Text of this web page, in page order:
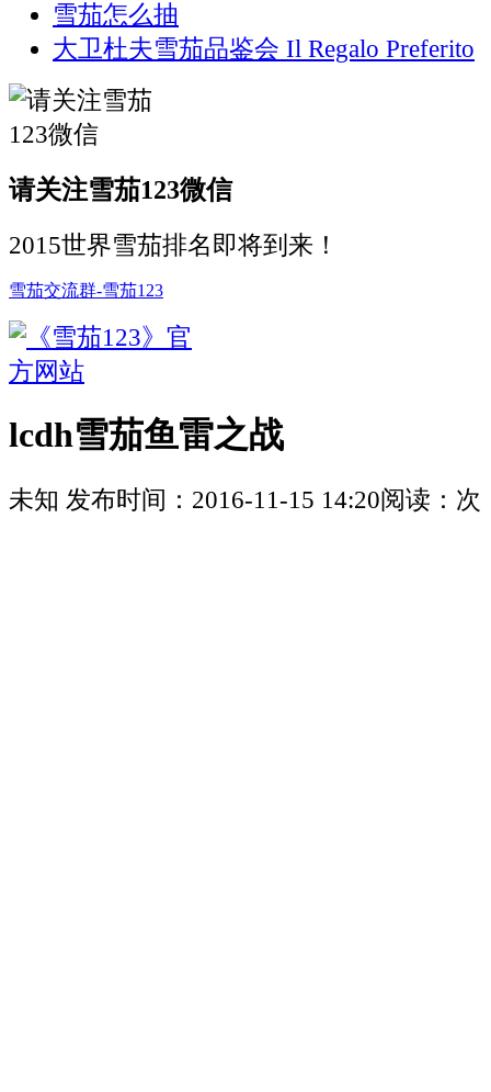
雪茄怎么抽
大卫杜夫雪茄品鉴会 Il Regalo Preferito
请关注雪茄123微信
2015世界雪茄排名即将到来！
雪茄交流群-雪茄123
lcdh雪茄鱼雷之战
未知 发布时间： 2016-11-15 14:20阅读： 次